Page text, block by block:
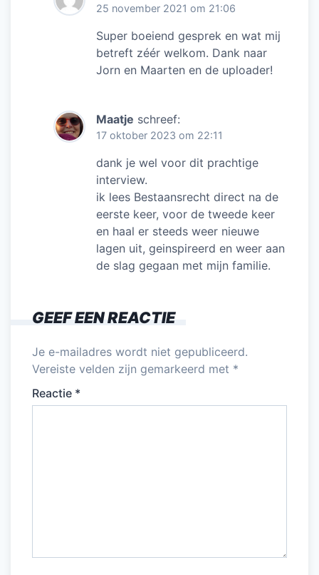
25 november 2021 om 21:06
Super boeiend gesprek en wat mij
betreft zéér welkom. Dank naar
Jorn en Maarten en de uploader!
Maatje schreef:
17 oktober 2023 om 22:11
dank je wel voor dit prachtige
interview.
ik lees Bestaansrecht direct na de
eerste keer, voor de tweede keer
en haal er steeds weer nieuwe
lagen uit, geinspireerd en weer aan
de slag gegaan met mijn familie.
GEEF EEN REACTIE
Je e-mailadres wordt niet gepubliceerd.
Vereiste velden zijn gemarkeerd met *
Reactie *